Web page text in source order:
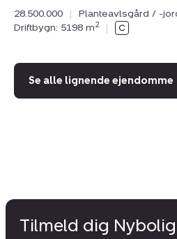
28.500.000
| Planteavlsgård / -
Driftbygn: 5198 m2 |
Se alle lignende ejendomme
Tilmeld dig